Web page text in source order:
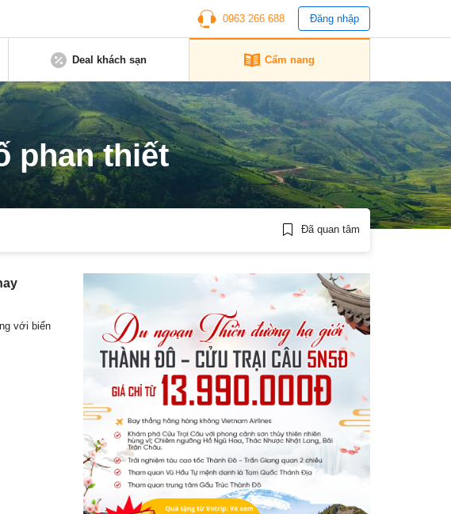
0963 266 688 Đăng nhập
Deal khách sạn Cẩm nang
phan thiết
Đã quan tâm
với biển